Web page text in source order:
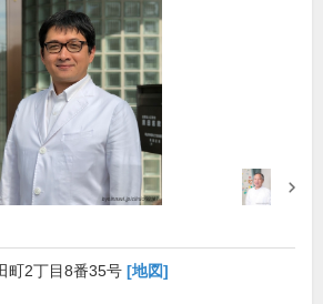
町2丁目8番35号 [地図]